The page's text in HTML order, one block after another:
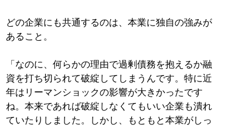
どの企業にも共通するのは、本業に独自の強みが
あること。
「なのに、何らかの理由で過剰債務を抱えるか融
資を打ち切られて破綻してしまうんです。特に近
年はリーマンショックの影響が大きかったです
ね。本来であれば破綻しなくてもいい企業も潰れ
ていたりしました。しかし、もともと本業がしっ